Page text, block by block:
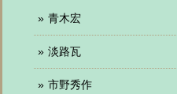
青木宏
淡路瓦
市野秀作